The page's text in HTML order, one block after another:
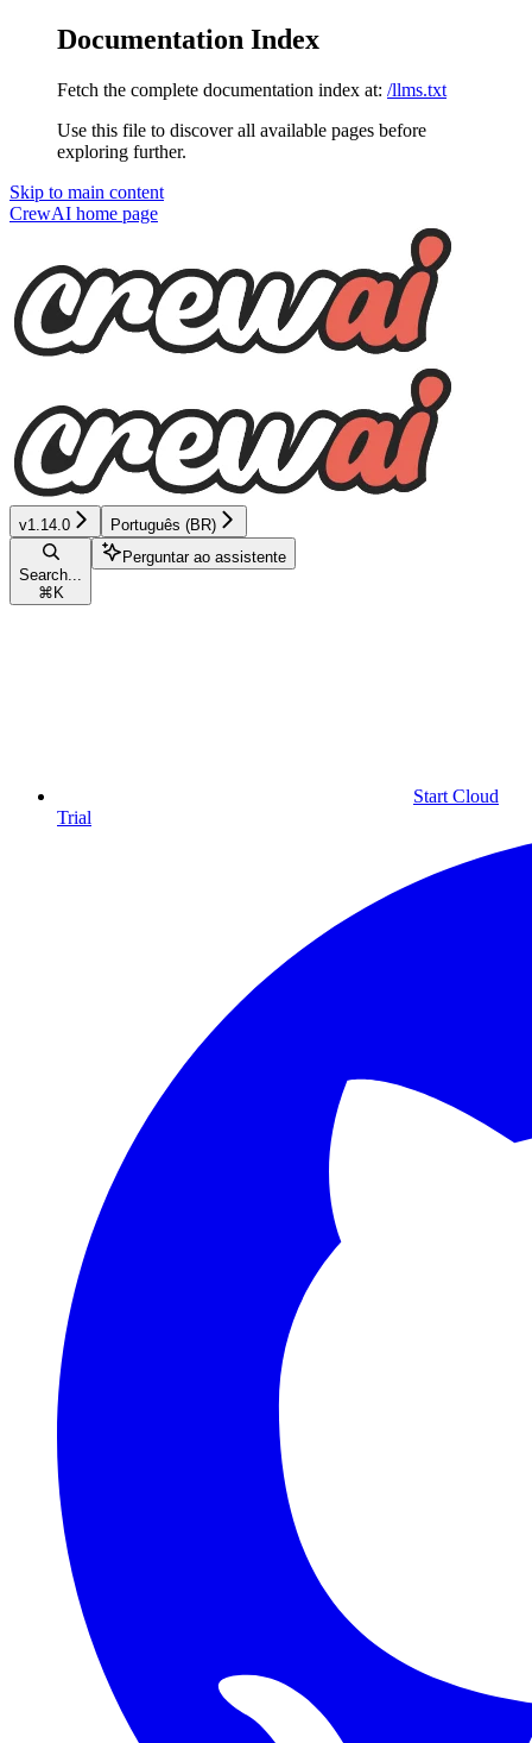
Documentation Index
Fetch the complete documentation index at: /llms.txt
Use this file to discover all available pages before
exploring further.
Skip to main content
CrewAI home page
v1.14.0 Português (BR)
Search...
⌘ K
Perguntar ao assistente
Start Cloud
Trial